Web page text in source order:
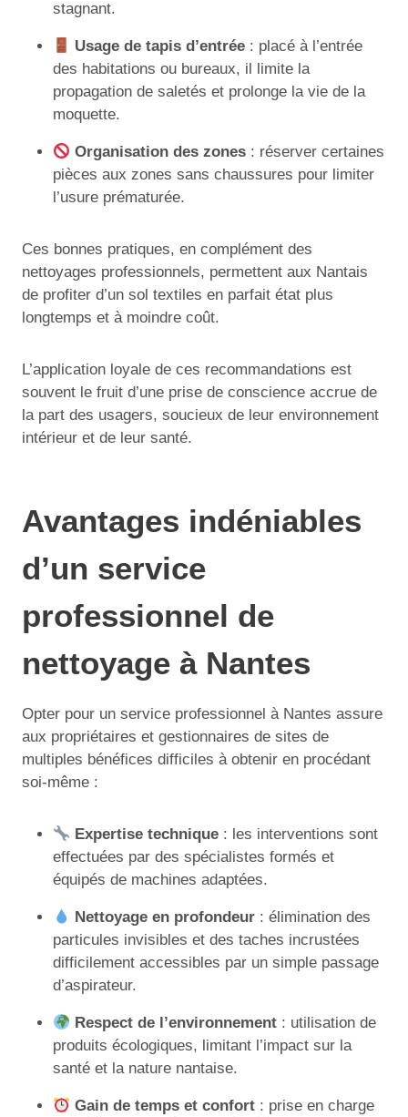
stagnant.
Usage de tapis d’entrée : placé à l’entrée
des habitations ou bureaux, il limite la
propagation de saletés et prolonge la vie de la
moquette.
Organisation des zones : réserver certaines
pièces aux zones sans chaussures pour limiter
l’usure prématurée.
Ces bonnes pratiques, en complément des
nettoyages professionnels, permettent aux Nantais
de profiter d’un sol textiles en parfait état plus
longtemps et à moindre coût.
L’application loyale de ces recommandations est
souvent le fruit d’une prise de conscience accrue de
la part des usagers, soucieux de leur environnement
intérieur et de leur santé.
Avantages indéniables
d’un service
professionnel de
nettoyage à Nantes
Opter pour un service professionnel à Nantes assure
aux propriétaires et gestionnaires de sites de
multiples bénéfices difficiles à obtenir en procédant
soi-même :
Expertise technique : les interventions sont
effectuées par des spécialistes formés et
équipés de machines adaptées.
Nettoyage en profondeur : élimination des
particules invisibles et des taches incrustées
difficilement accessibles par un simple passage
d’aspirateur.
Respect de l’environnement : utilisation de
produits écologiques, limitant l’impact sur la
santé et la nature nantaise.
Gain de temps et confort : prise en charge